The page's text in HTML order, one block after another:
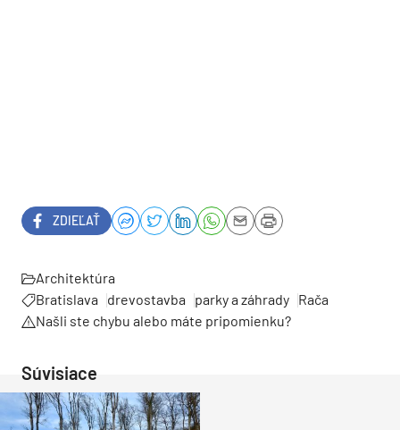
ZDIEĽAŤ
Architektúra
Bratislava
drevostavba parky a záhrady Rača
Našli ste chybu alebo máte pripomienku?
Súvisiace